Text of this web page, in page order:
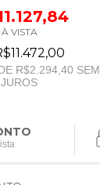
À VISTA
R$2.294,40 SEM
JUROS